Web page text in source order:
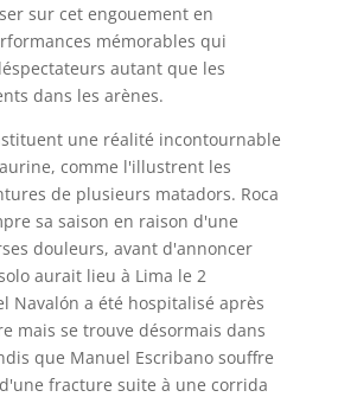
sur cet engouement en
mémorables qui
autant que les
dans les arènes.
une réalité incontournable
comme l'illustrent les
de plusieurs matadors. Roca
sa saison en raison d'une
douleurs, avant d'annoncer
aurait lieu à Lima le 2
Navalón a été hospitalisé après
mais se trouve désormais dans
que Manuel Escribano souffre
fracture suite à une corrida